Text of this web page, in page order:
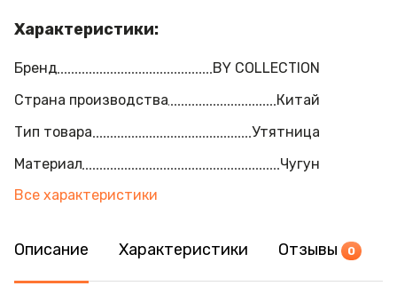
Характеристики:
Бренд
BY COLLECTION
Страна производства
Китай
Тип товара
Утятница
Материал
Чугун
Все характеристики
Описание Характеристики Отзывы 0